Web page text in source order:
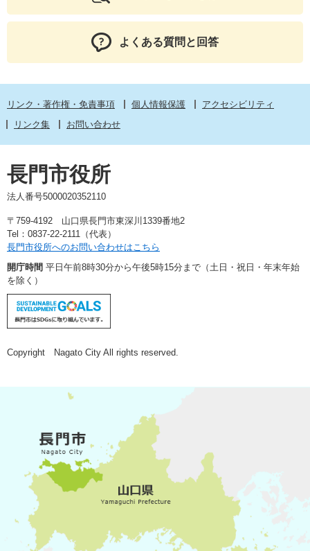
よくある質問と回答
リンク・著作権・免責事項 個人情報保護
アクセシビリティ
リンク集
お問い合わせ
長門市役所
法人番号5000020352110
〒759-4192 山口県長門市東深川1339番地2
Tel：0837-22-2111（代表）
長門市役所へのお問い合わせはこちら
開庁時間 平日午前8時30分から午後5時15分まで（土日・祝日・年末年始
を除く）
Copyright Nagato City All rights reserved.